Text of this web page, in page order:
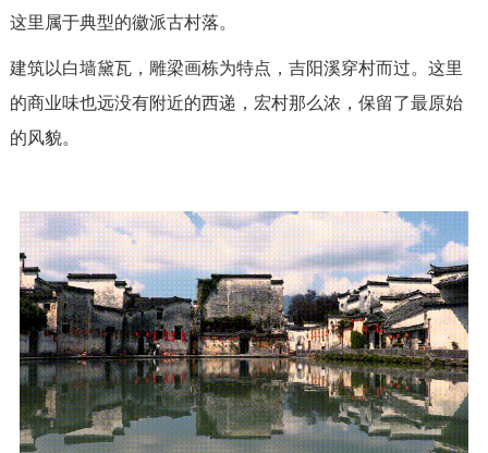
这里属于典型的徽派古村落。
建筑以白墙黛瓦，雕梁画栋为特点，吉阳溪穿村而过。这里
的商业味也远没有附近的西递，宏村那么浓，保留了最原始
的风貌。